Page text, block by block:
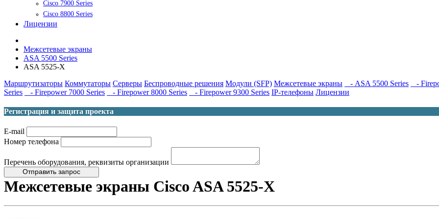
Cisco 7900 Series
Cisco 8800 Series
Лицензии
Межсетевые экраны
ASA 5500 Series
ASA 5525-X
Маршрутизаторы Коммутаторы Серверы Беспроводные решения Модули (SFP) Межсетевые экраны - ASA 5500 Series
-
Series
- Firepower 7000 Series - Firepower 8000 Series - Firepower 9300 Series IP-телефоны Лицензии
Регистрация и защита проекта
E-mail
Номер телефона
Перечень оборудования, реквизиты организации
Отправить запрос
Межсетевые экраны Cisco ASA 5525-X